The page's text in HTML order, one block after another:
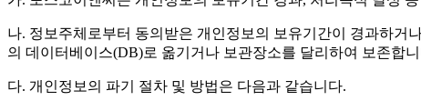
나. 정보주체로부터 동의받은 개인정보의 보유기간이 경과하거
의 데이터베이스(DB)로 옮기거나 보관장소를 달리하여 보존합
다. 개인정보의 파기 절차 및 방법은 다음과 같습니다.